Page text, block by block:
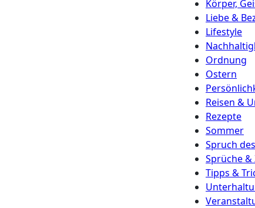
Körper,
Liebe &
Lifestyle
Ordnung
Ostern
Reisen &
Rezepte
Sommer
Spruch
Sprüche &
Tipps &